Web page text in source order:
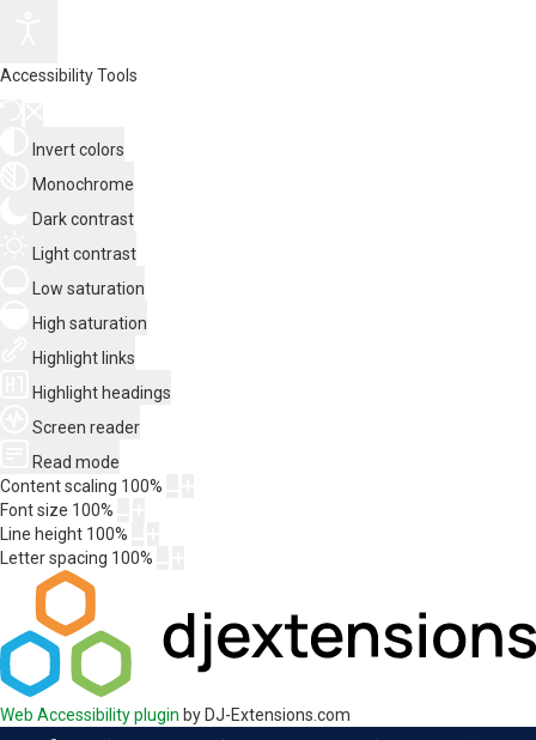
Accessibility Tools
Invert colors
Monochrome
Dark contrast
Light contrast
Low saturation
High saturation
Highlight links
Highlight headings
Screen reader
Read mode
Content scaling 100%
Font size 100%
Line height 100%
Letter spacing 100%
Web Accessibility plugin by DJ-Extensions.com